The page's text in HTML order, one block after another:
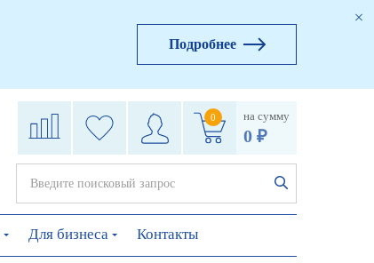
Подробнее
0 на сумму
0 ₽
Для бизнеса Контакты